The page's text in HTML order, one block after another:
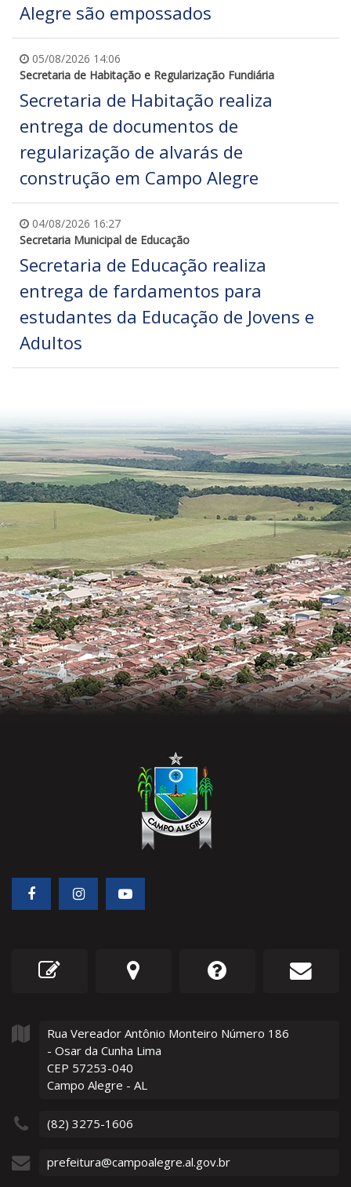
Alegre são empossados
05/08/2026 14:06
Secretaria de Habitação e Regularização Fundiária
Secretaria de Habitação realiza
entrega de documentos de
regularização de alvarás de
construção em Campo Alegre
04/08/2026 16:27
Secretaria Municipal de Educação
Secretaria de Educação realiza
entrega de fardamentos para
estudantes da Educação de Jovens e
Adultos
Rua Vereador Antônio Monteiro Número 186
- Osar da Cunha Lima
CEP 57253-040
Campo Alegre - AL
(82) 3275-1606
prefeitura@campoalegre.al.gov.br